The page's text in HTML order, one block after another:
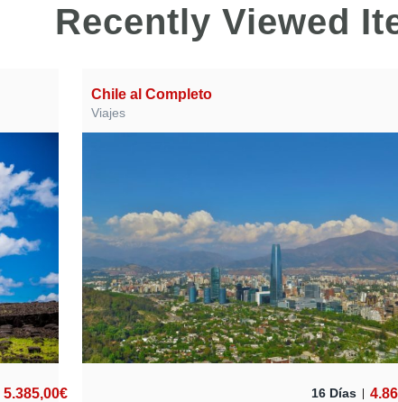
Recently Viewed
5.385,00€
Chile al Completo
Viajes
16 Días